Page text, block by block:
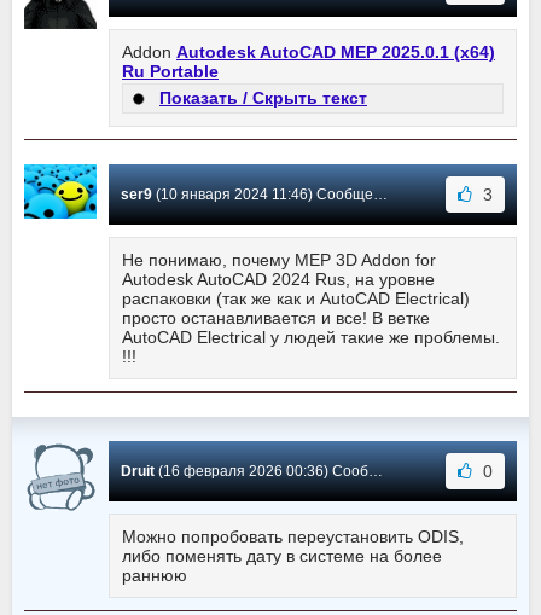
Addon Autodesk AutoCAD MEP 2025.0.1 (x64)
Ru Portable
Показать / Скрыть текст
ser9(10 января 2024 11:46) Сообщение #5 3
Не понимаю, почему MEP 3D Addon for
Autodesk AutoCAD 2024 Rus, на уровне
распаковки (так же как и AutoCAD Electrical)
просто останавливается и все! В ветке
AutoCAD Electrical у людей такие же проблемы.
!!!
Druit(16 февраля 2026 00:36) Сообщение #4 0
Можно попробовать переустановить ODIS,
либо поменять дату в системе на более
раннюю